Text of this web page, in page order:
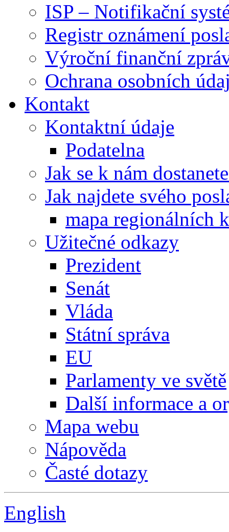
ISP – Notifikační
Registr oznámení
Výroční finanční
Ochrana osobních
Kontakt
Kontaktní údaje
Podatelna
Jak se k nám
Jak najdete svého
mapa regionálních
Užitečné odkazy
Prezident
Senát
Vláda
Státní správa
EU
Parlamenty ve světě
Další informace a
Mapa webu
Nápověda
Časté dotazy
English